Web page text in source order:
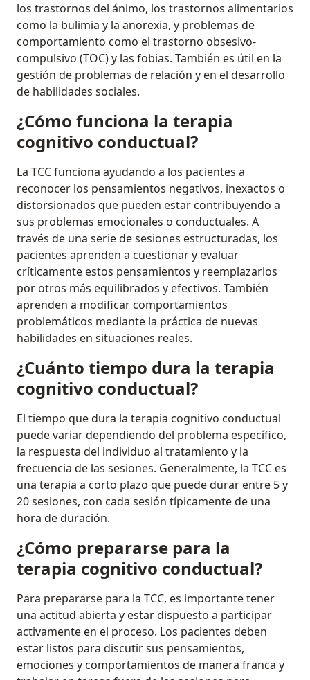
los trastornos del ánimo, los trastornos alimentarios
como la bulimia y la anorexia, y problemas de
comportamiento como el trastorno obsesivo-
compulsivo (TOC) y las fobias. También es útil en la
gestión de problemas de relación y en el desarrollo
de habilidades sociales.
¿Cómo funciona la terapia
cognitivo conductual?
La TCC funciona ayudando a los pacientes a
reconocer los pensamientos negativos, inexactos o
distorsionados que pueden estar contribuyendo a
sus problemas emocionales o conductuales. A
través de una serie de sesiones estructuradas, los
pacientes aprenden a cuestionar y evaluar
críticamente estos pensamientos y reemplazarlos
por otros más equilibrados y efectivos. También
aprenden a modificar comportamientos
problemáticos mediante la práctica de nuevas
habilidades en situaciones reales.
¿Cuánto tiempo dura la terapia
cognitivo conductual?
El tiempo que dura la terapia cognitivo conductual
puede variar dependiendo del problema específico,
la respuesta del individuo al tratamiento y la
frecuencia de las sesiones. Generalmente, la TCC es
una terapia a corto plazo que puede durar entre 5 y
20 sesiones, con cada sesión típicamente de una
hora de duración.
¿Cómo prepararse para la
terapia cognitivo conductual?
Para prepararse para la TCC, es importante tener
una actitud abierta y estar dispuesto a participar
activamente en el proceso. Los pacientes deben
estar listos para discutir sus pensamientos,
emociones y comportamientos de manera franca y